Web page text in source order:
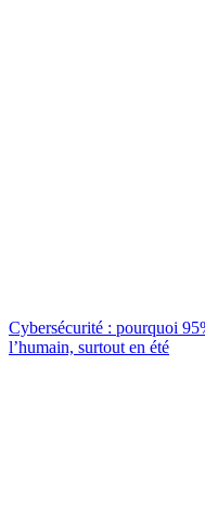
Cybersécurité : pourquoi
l’humain, surtout en été